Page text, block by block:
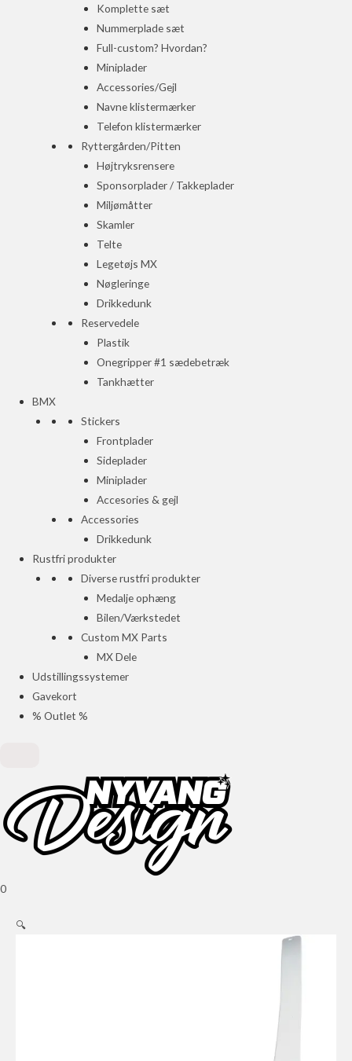
Komplette sæt
Nummerplade sæt
Full-custom? Hvordan?
Miniplader
Accessories/Gejl
Navne klistermærker
Telefon klistermærker
Ryttergården/Pitten
Højtryksrensere
Sponsorplader / Takkeplader
Miljømåtter
Skamler
Telte
Legetøjs MX
Nøgleringe
Drikkedunk
Reservedele
Plastik
Onegripper #1 sædebetræk
Tankhætter
BMX
Stickers
Frontplader
Sideplader
Miniplader
Accesories & gejl
Accessories
Drikkedunk
Rustfri produkter
Diverse rustfri produkter
Medalje ophæng
Bilen/Værkstedet
Custom MX Parts
MX Dele
Udstillingssystemer
Gavekort
% Outlet %
0
🔍